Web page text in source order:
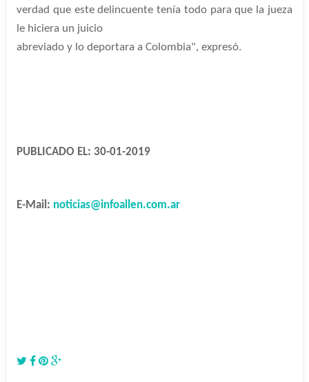
verdad que este delincuente tenía todo para que la jueza
le hiciera un juicio
abreviado y lo deportara a Colombia", expresó.
PUBLICADO EL: 30-01-2019
E-Mail: noticias@infoallen.com.ar